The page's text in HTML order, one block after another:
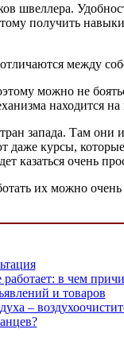
швеллера.
получить
между
можно не
находится
запада. Там они
даже курсы,
казаться очень
их можно
работает: в чем
и товаров
–